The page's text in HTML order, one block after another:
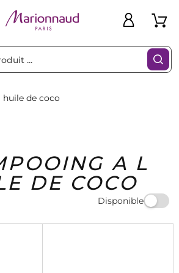
Marques Idées
Cadeaux
Bons
Plans
de coco
A L
DE COCO
Disponible
Filtres